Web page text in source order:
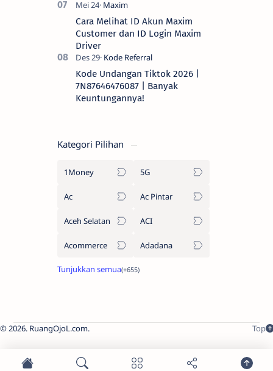
Cara Melihat ID Akun Maxim
Customer dan ID Login Maxim
Driver
Kode Undangan Tiktok 2026 |
7N87646476087 | Banyak
Keuntungannya!
Kategori Pilihan
1Money 5G
Ac Ac Pintar
Aceh Selatan ACI
Acommerce Adadana
2026. RuangOjoL.com.